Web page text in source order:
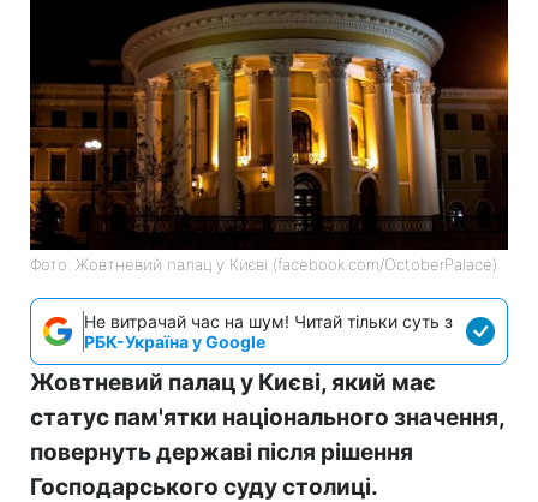
Фото: Жовтневий палац у Києві (facebook.com/OctoberPalace)
Не витрачай час на шум! Читай тільки суть з
РБК-Україна у Google
Жовтневий палац у Києві, який має
статус пам'ятки національного значення,
повернуть державі після рішення
Господарського суду столиці.